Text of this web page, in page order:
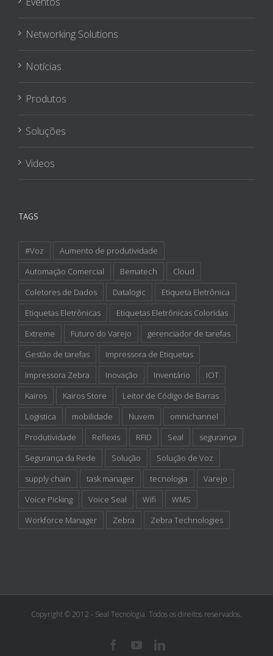
TAGS
#Voz
Extreme
Futuro do Varejo
gerenciador de tarefas
Gestão de tarefas
Impressora de Etiquetas
Impressora Zebra
Inovação Inventário
IOT
Kairos
Kairos Store
Leitor de Código de Barras
Logistica
mobilidade Nuvem
omnichannel
Produtividade
Reflexis RFID Seal
Segurança da Rede
Solução
Solução de Voz
supply chain
task manager tecnologia
Varejo
Voice Picking
Voice Seal Wifi
WMS
Workforce Manager
Zebra Zebra Technologies
Copyright © 2012 - Seal Tecnologia. Todos os direitos reservados.